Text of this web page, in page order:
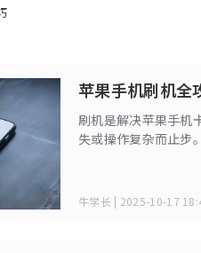
苹果手机刷机全
刷机是解决苹果手机
失或操作复杂而止步
牛学长 | 2025-10-17